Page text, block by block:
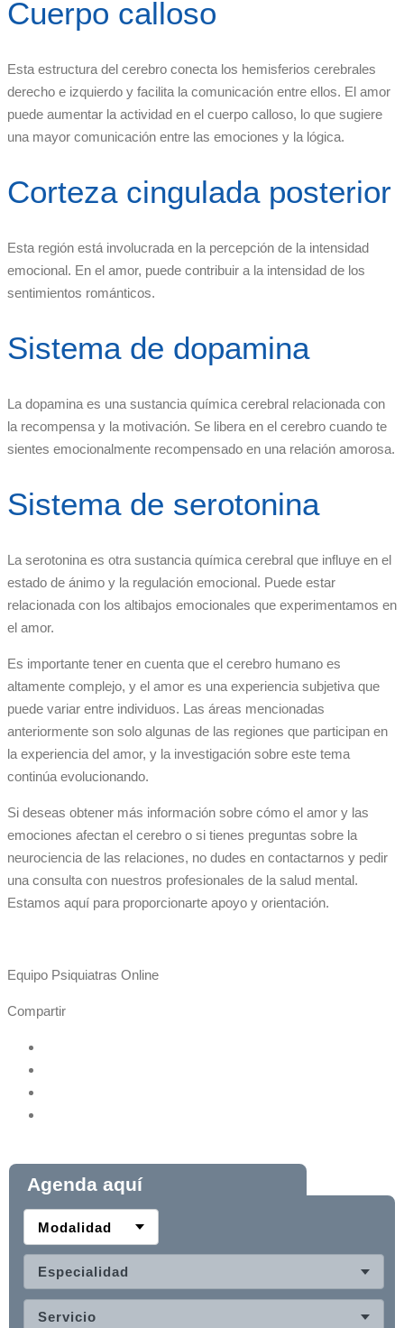
Cuerpo calloso
Esta estructura del cerebro conecta los hemisferios cerebrales
derecho e izquierdo y facilita la comunicación entre ellos. El amor
puede aumentar la actividad en el cuerpo calloso, lo que sugiere
una mayor comunicación entre las emociones y la lógica.
Corteza cingulada posterior
Esta región está involucrada en la percepción de la intensidad
emocional. En el amor, puede contribuir a la intensidad de los
sentimientos románticos.
Sistema de dopamina
La dopamina es una sustancia química cerebral relacionada con
la recompensa y la motivación. Se libera en el cerebro cuando te
sientes emocionalmente recompensado en una relación amorosa.
Sistema de serotonina
La serotonina es otra sustancia química cerebral que influye en el
estado de ánimo y la regulación emocional. Puede estar
relacionada con los altibajos emocionales que experimentamos en
el amor.
Es importante tener en cuenta que el cerebro humano es
altamente complejo, y el amor es una experiencia subjetiva que
puede variar entre individuos. Las áreas mencionadas
anteriormente son solo algunas de las regiones que participan en
la experiencia del amor, y la investigación sobre este tema
continúa evolucionando.
Si deseas obtener más información sobre cómo el amor y las
emociones afectan el cerebro o si tienes preguntas sobre la
neurociencia de las relaciones, no dudes en contactarnos y pedir
una consulta con nuestros profesionales de la salud mental.
Estamos aquí para proporcionarte apoyo y orientación.
Equipo Psiquiatras Online
Compartir
Agenda aquí
Modalidad
Especialidad
Servicio